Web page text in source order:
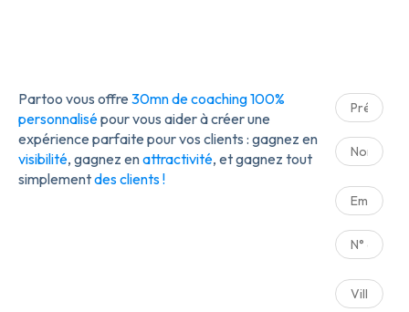
Partoo vous offre 30mn de coaching 100%
personnalisépour vous aider à créer une
expérience parfaite pour vos clients : gagnez en
visibilité, gagnez enattractivité, et gagnez tout
simplementdes clients !